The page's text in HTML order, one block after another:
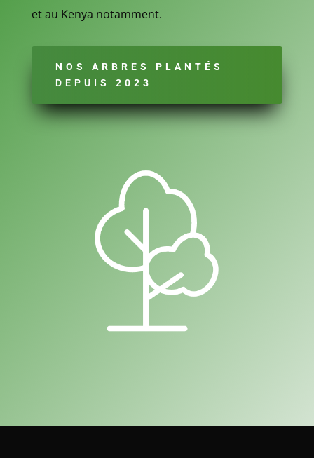
et au Kenya notamment.
NOS ARBRES PLANTÉS
DEPUIS 2023